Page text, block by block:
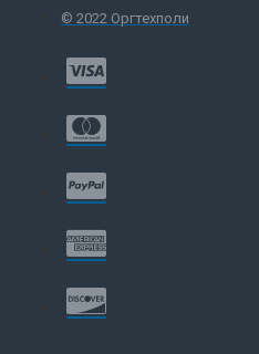
© 2022 Оргтехполи